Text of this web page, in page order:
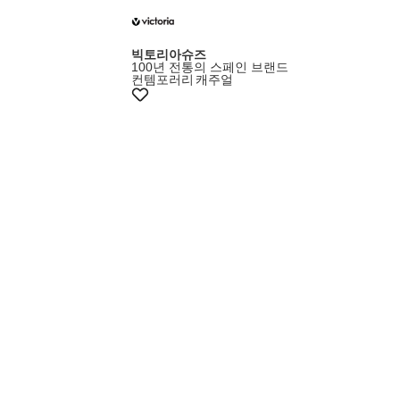
빅토리아슈즈
100년 전통의 스페인 브랜드
컨템포러리 캐주얼